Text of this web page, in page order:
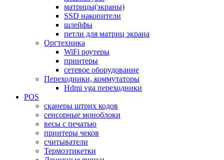
матрицы(экраны)
SSD накопители
шлейфы
петли для матриц экрана
Оргтехника
WiFi роутеры
принтеры
сетевое оборудование
Переходники, коммутаторы
Hdmi vga переходники
POS
сканеры штрих кодов
сенсорные моноблоки
весы с печатью
принтеры чеков
считыватели
Термоэтикетки